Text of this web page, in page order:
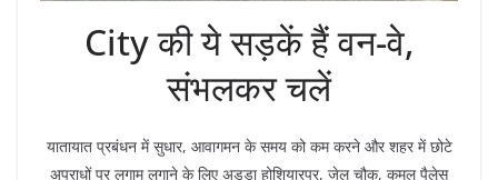
City की ये सड़कें हैं वन-वे,
संभलकर चलें
यातायात प्रबंधन में सुधार, आवागमन के समय को कम करने और शहर में छोटे
अपराधों पर लगाम लगाने के लिए अड्डा होशियारपुर, जेल चौक, कमल पैलेस